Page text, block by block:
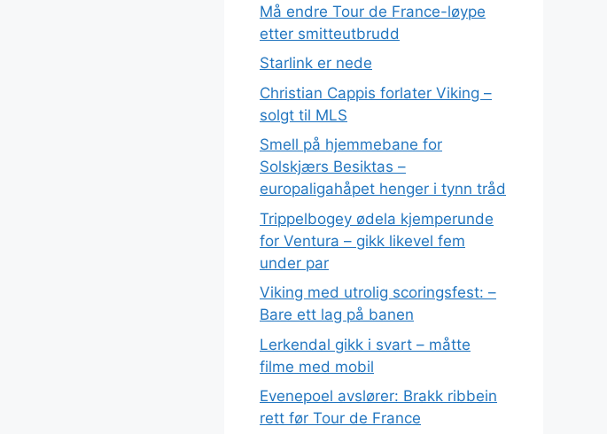
Må endre Tour de France-løype
etter smitteutbrudd
Starlink er nede
Christian Cappis forlater Viking –
solgt til MLS
Smell på hjemmebane for
Solskjærs Besiktas –
europaligahåpet henger i tynn tråd
Trippelbogey ødela kjemperunde
for Ventura – gikk likevel fem
under par
Viking med utrolig scoringsfest: –
Bare ett lag på banen
Lerkendal gikk i svart – måtte
filme med mobil
Evenepoel avslører: Brakk ribbein
rett før Tour de France